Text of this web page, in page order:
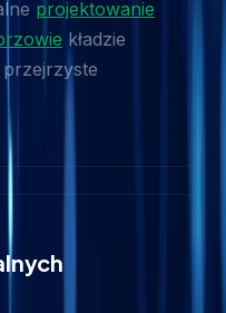
projektowanie
kładzie